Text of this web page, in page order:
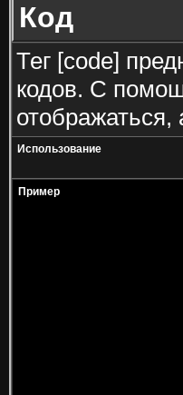
Код
Тег [code]
кодов. С
отображаться,
Использование
Пример